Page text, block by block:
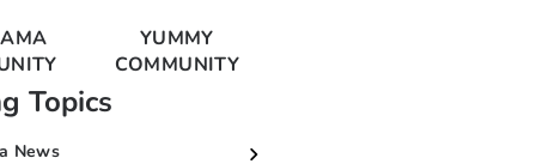
YUMMY
COMMUNITY
Topics
News